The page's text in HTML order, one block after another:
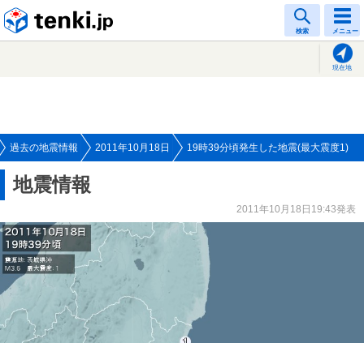
検索 メニュー
現在地
過去の地震情報 2011年10月18日 19時39分頃発生した地震(最大震度1)
地震情報
2011年10月18日19:43発表